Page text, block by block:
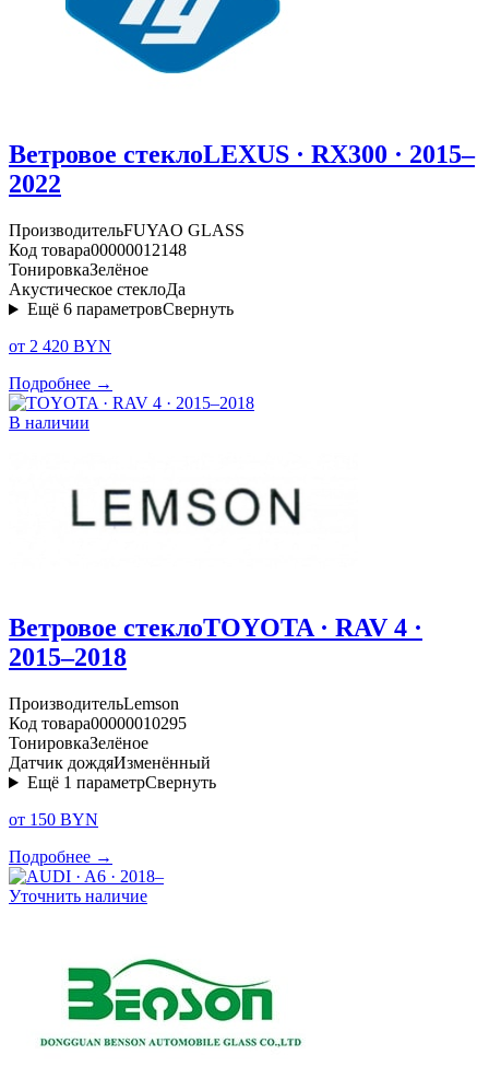
Ветровое стеклоLEXUS · RX300 · 2015–
2022
ПроизводительFUYAO GLASS
Код товара00000012148
ТонировкаЗелёное
Акустическое стеклоДа
Ещё 6 параметровСвернуть
от 2 420 BYN
Подробнее →
В наличии
Ветровое стеклоTOYOTA · RAV 4 ·
2015–2018
ПроизводительLemson
Код товара00000010295
ТонировкаЗелёное
Датчик дождяИзменённый
Ещё 1 параметрСвернуть
от 150 BYN
Подробнее →
Уточнить наличие